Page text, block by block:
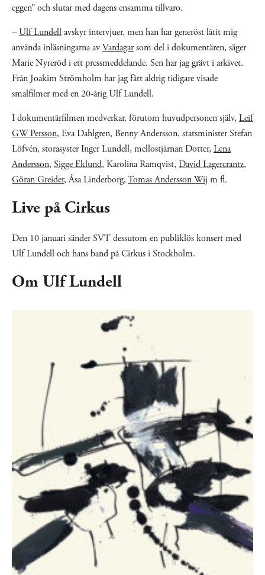
eggen” och slutar med dagens ensamma tillvaro.
–Ulf Lundellavskyr intervjuer, men han har generöst låtit mig
använda inläsningarna avVardagarsom del i dokumentären, säger
Marie Nyreröd i ett pressmeddelande. Sen har jag grävt i arkivet.
Från Joakim Strömholm har jag fått aldrig tidigare visade
smalfilmer med en 20-årig Ulf Lundell.
I dokumentärfilmen medverkar, förutom huvudpersonen själv, Leif
GW Persson, Eva Dahlgren, Benny Andersson, statsminister Stefan
Löfvén, storasyster Inger Lundell, mellostjärnan Dotter, Lena
Andersson, Sigge Eklund, Karolina Ramqvist, David Lagercrantz,
Göran Greider, Åsa Linderborg,Tomas Andersson Wij m fl.
Live på Cirkus
Den 10 januari sänder SVT dessutom en publiklös konsert med
Ulf Lundell och hans band på Cirkus i Stockholm.
Om Ulf Lundell